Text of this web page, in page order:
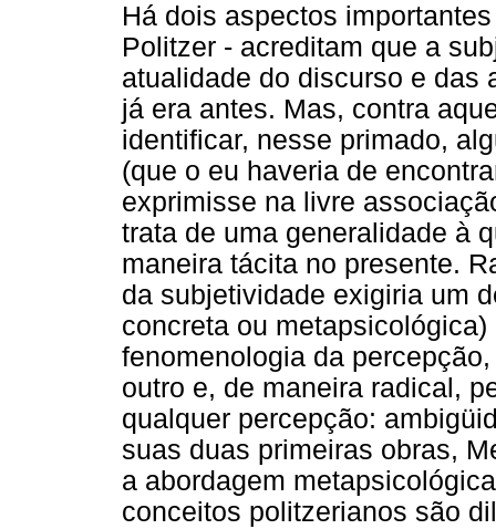
Há dois aspectos
Politzer - acreditam que a
atualidade do discurso e das
já era antes. Mas, contra
identificar, nesse primado,
(que o eu haveria de
exprimisse na livre
trata de uma generalidade à
maneira tácita no presente.
da subjetividade exigiria um
concreta ou
fenomenologia da
outro e, de maneira radical,
qualquer percepção:
suas duas primeiras obras,
a abordagem
conceitos politzerianos são